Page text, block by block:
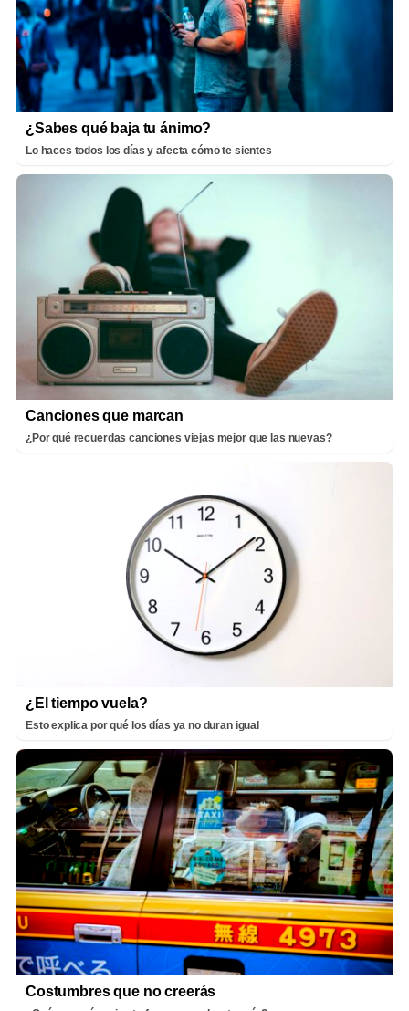
¿Sabes qué baja tu ánimo?
Lo haces todos los días y afecta cómo te sientes
Canciones que marcan
¿Por qué recuerdas canciones viejas mejor que las nuevas?
¿El tiempo vuela?
Esto explica por qué los días ya no duran igual
Costumbres que no creerás